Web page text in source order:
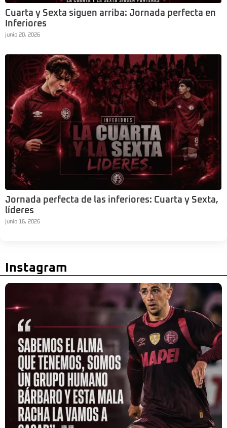
Cuarta y Sexta siguen arriba: Jornada perfecta en
Inferiores
junio 20, 2026
Jornada perfecta de las inferiores: Cuarta y Sexta,
líderes
junio 16, 2026
Instagram